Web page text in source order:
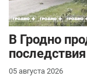
В Гродно
05 августа 2026